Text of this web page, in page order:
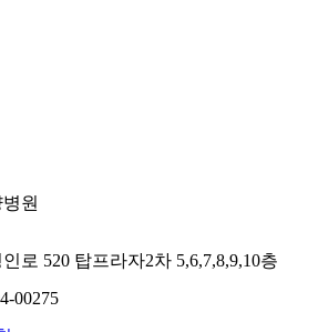
원
로 520 탑프라자2차 5,6,7,8,9,10층
00275